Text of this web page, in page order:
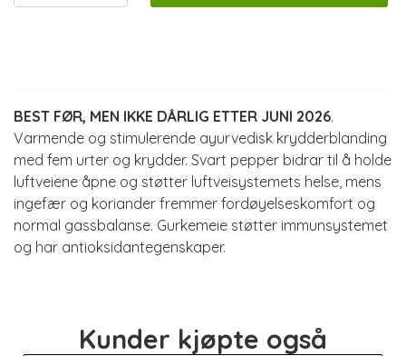
BEST FØR, MEN IKKE DÅRLIG ETTER JUNI 2026.
Varmende og stimulerende ayurvedisk krydderblanding
med fem urter og krydder. Svart pepper bidrar til å holde
luftveiene åpne og støtter luftveisystemets helse, mens
ingefær og koriander fremmer fordøyelseskomfort og
normal gassbalanse. Gurkemeie støtter immunsystemet
og har antioksidantegenskaper.
Kunder kjøpte også